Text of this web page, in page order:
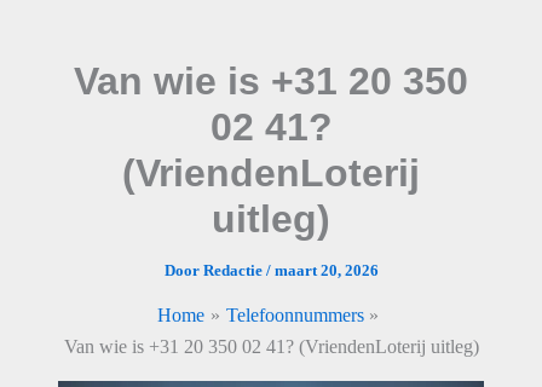
Van wie is +31 20 350
02 41?
(VriendenLoterij
uitleg)
Door Redactie / maart 20, 2026
Home
Telefoonnummers
Van wie is +31 20 350 02 41? (VriendenLoterij uitleg)